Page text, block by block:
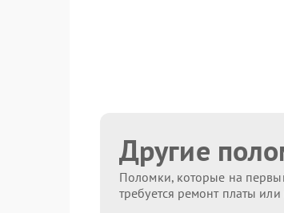
Другие
Поломки, которые на
требуется ремонт платы